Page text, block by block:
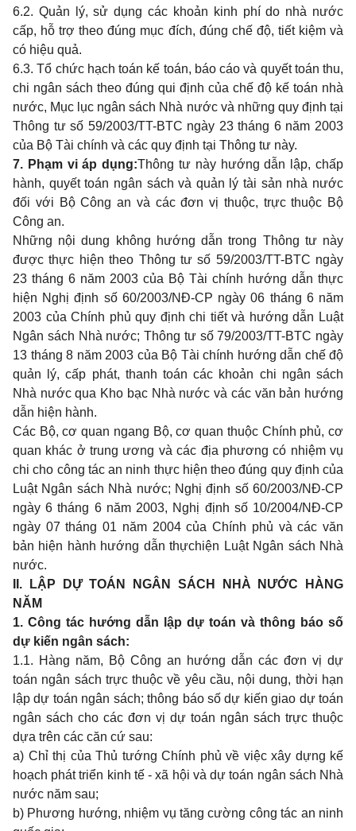
6.2. Quản lý, sử dụng các khoản kinh phí do nhà nước
cấp, hỗ trợ theo đúng mục đích, đúng chế độ, tiết kiệm và
có hiệu quả.
6.3. Tổ chức hạch toán kế toán, báo cáo và quyết toán thu,
chi ngân sách theo đúng qui định của chế độ kế toán nhà
nước, Mục lục ngân sách Nhà nước và những quy định tại
Thông tư số 59/2003/TT-BTC ngày 23 tháng 6 năm 2003
của Bộ Tài chính và các quy định tại Thông tư này.
7. Phạm vi áp dụng:Thông tư này hướng dẫn lập, chấp
hành, quyết toán ngân sách và quản lý tài sản nhà nước
đối với Bộ Công an và các đơn vị thuộc, trực thuộc Bộ
Công an.
Những nội dung không hướng dẫn trong Thông tư này
được thực hiện theo Thông tư số 59/2003/TT-BTC ngày
23 tháng 6 năm 2003 của Bộ Tài chính hướng dẫn thực
hiện Nghị định số 60/2003/NĐ-CP ngày 06 tháng 6 năm
2003 của Chính phủ quy định chi tiết và hướng dẫn Luật
Ngân sách Nhà nước; Thông tư số 79/2003/TT-BTC ngày
13 tháng 8 năm 2003 của Bộ Tài chính hướng dẫn chế độ
quản lý, cấp phát, thanh toán các khoản chi ngân sách
Nhà nước qua Kho bạc Nhà nước và các văn bản hướng
dẫn hiện hành.
Các Bộ, cơ quan ngang Bộ, cơ quan thuộc Chính phủ, cơ
quan khác ở trung ương và các địa phương có nhiệm vụ
chi cho công tác an ninh thực hiện theo đúng quy định của
Luật Ngân sách Nhà nước; Nghị định số 60/2003/NĐ-CP
ngày 6 tháng 6 năm 2003, Nghị định số 10/2004/NĐ-CP
ngày 07 tháng 01 năm 2004 của Chính phủ và các văn
bản hiện hành hướng dẫn thựchiện Luật Ngân sách Nhà
nước.
II. LẬP DỰ TOÁN NGÂN SÁCH NHÀ NƯỚC HÀNG
NĂM
1. Công tác hướng dẫn lập dự toán và thông báo số
dự kiến ngân sách:
1.1. Hàng năm, Bộ Công an hướng dẫn các đơn vị dự
toán ngân sách trực thuộc về yêu cầu, nội dung, thời hạn
lập dự toán ngân sách; thông báo số dự kiến giao dự toán
ngân sách cho các đơn vị dự toán ngân sách trực thuộc
dựa trên các căn cứ sau:
a) Chỉ thị của Thủ tướng Chính phủ về việc xây dựng kế
hoạch phát triển kinh tế - xã hội và dự toán ngân sách Nhà
nước năm sau;
b) Phương hướng, nhiệm vụ tăng cường công tác an ninh